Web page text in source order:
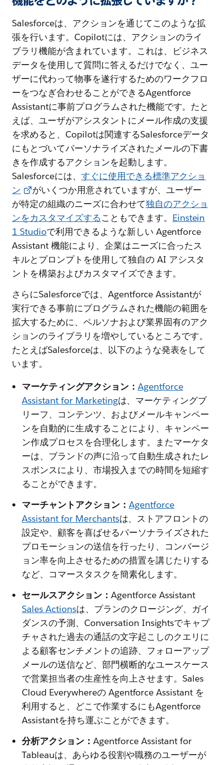
Salesforceは、アクションを通じてこのような拡
張を行います。Copilotには、アクションのライ
ブラリ機能が含まれています。これは、ビジネス
データを使用して質問に答えるだけでなく、ユー
ザーに代わって物事を遂行するためのワークフロ
ーをつなぎ合わせることができるAgentforce
Assistantに事前プログラムされた機能です。たと
えば、ユーザがアシスタントにメール作成の支援
を求めると、Copilotは関連するSalesforceデータ
にもとづいてパーソナライズされたメールの下書
きを作成するアクションを起動します。
Salesforceには、 すぐに使用できる標準アクショ
ン
がいくつか用意されていますが、ユーザー
が特定の組織のニーズに合わせて独自のアクショ
ンをカスタマイズすることもできます。 Einstein
1 Studioで利用できるような新しい Agentforce
Assistant 機能により、企業はニーズに合ったス
キルとプロンプトを使用して独自の AI アシスタ
ントを構築およびカスタマイズできます。
さらにSalesforceでは、Agentforce Assistantが
実行できる事前にプログラムされた機能の範囲を
拡大するために、ペルソナおよび業界固有のアク
ションのライブラリを増やしているところです。
たとえばSalesforceは、以下のような発表をして
います。
マーケティングアクション： Agentforce
Assistant for Marketingは、マーケティングブ
リーフ、コンテンツ、およびメールキャンペー
ンを自動的に生成することにより、キャンペー
ン作成プロセスを合理化します。またマーケタ
ーは、ブランドの声に沿って自動生成されたレ
スポンスにより、市場投入までの時間を短縮す
ることができます。
マーチャントアクション： Agentforce
Assistant for Merchantsは、ストアフロントの
設定や、顧客を喜ばせるパーソナライズされた
プロモーションの送信を行ったり、コンバージ
ョン率を向上させるための措置を講じたりする
など、コマースタスクを簡素化します。
セールスアクション： Agentforce Assistant
Sales Actionsは、プランのクロージング、ガイ
ダンスの予測、Conversation Insightsでキャプ
チャされた過去の通話の文字起こしのクエリに
よる顧客センチメントの追跡、フォローアップ
メールの送信など、部門横断的なユースケース
で営業担当者の生産性を向上させます。Sales
Cloud Everywhereの Agentforce Assistant を
利用すると、どこで作業するにもAgentforce
Assistantを持ち運ぶことができます。
分析アクション： Agentforce Assistant for
Tableauは、あらゆる役割や職務のユーザーが